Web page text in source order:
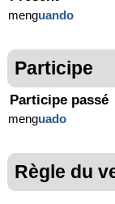
menguando
Participe
Participe passé
menguado
Règle du